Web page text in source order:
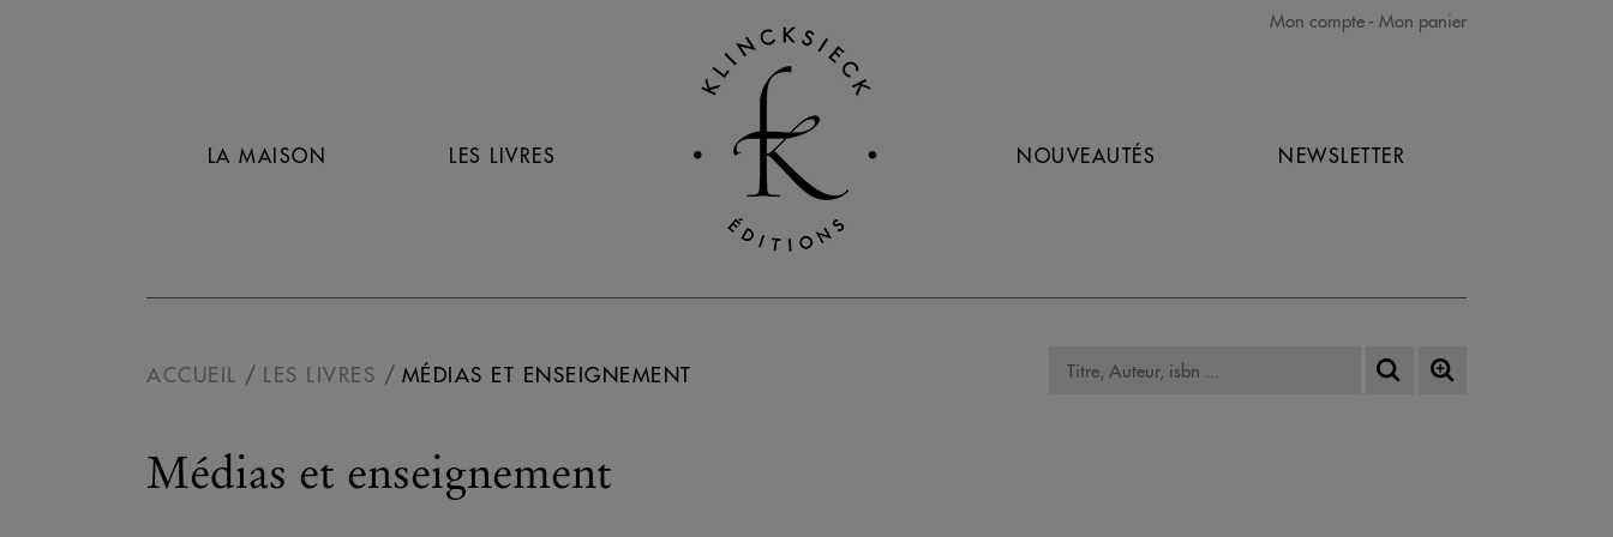
Mon compte Mon panier
LA MAISON LES LIVRES NOUVEAUTÉS NEWSLETTER
ACCUEIL LES LIVRES MÉDIAS ET ENSEIGNEMENT
Médias et enseignement